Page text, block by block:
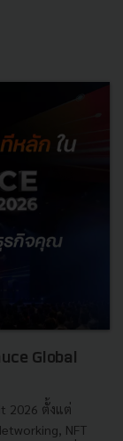
Global
2026 ตั้งแต่
NFT